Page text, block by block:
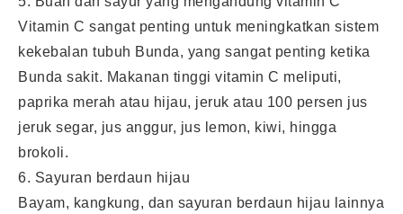
Vitamin C sangat penting untuk meningkatkan sistem
kekebalan tubuh Bunda, yang sangat penting ketika
Bunda sakit. Makanan tinggi vitamin C meliputi,
paprika merah atau hijau, jeruk atau 100 persen jus
jeruk segar, jus anggur, jus lemon, kiwi, hingga
brokoli.
6. Sayuran berdaun hijau
Bayam, kangkung, dan sayuran berdaun hijau lainnya